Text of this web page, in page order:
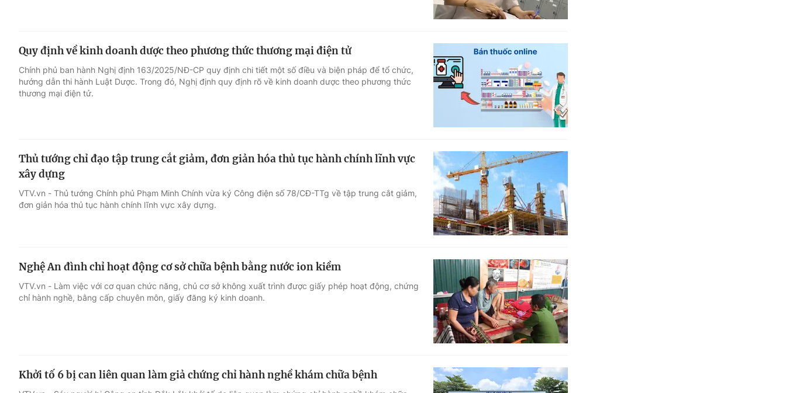
Quy định về kinh doanh dược theo phương thức thương mại điện tử
Chính phủ ban hành Nghị định 163/2025/NĐ-CP quy định chi tiết một số điều và biện pháp để tổ chức,
hướng dẫn thi hành Luật Dược. Trong đó, Nghị định quy định rõ về kinh doanh dược theo phương thức
thương mại điện tử.
Thủ tướng chỉ đạo tập trung cắt giảm, đơn giản hóa thủ tục hành chính lĩnh vực
xây dựng
VTV.vn - Thủ tướng Chính phủ Phạm Minh Chính vừa ký Công điện số 78/CĐ-TTg về tập trung cắt giảm,
đơn giản hóa thủ tục hành chính lĩnh vực xây dựng.
Nghệ An đình chỉ hoạt động cơ sở chữa bệnh bằng nước ion kiềm
VTV.vn - Làm việc với cơ quan chức năng, chủ cơ sở không xuất trình được giấy phép hoạt động, chứng
chỉ hành nghề, bằng cấp chuyên môn, giấy đăng ký kinh doanh.
Khởi tố 6 bị can liên quan làm giả chứng chỉ hành nghề khám chữa bệnh